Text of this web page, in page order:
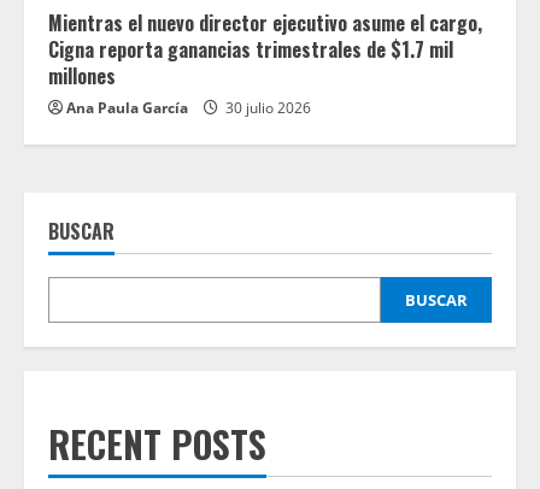
Mientras el nuevo director ejecutivo asume el cargo,
Cigna reporta ganancias trimestrales de $1.7 mil
millones
Ana Paula García 30 julio 2026
BUSCAR
BUSCAR
RECENT POSTS